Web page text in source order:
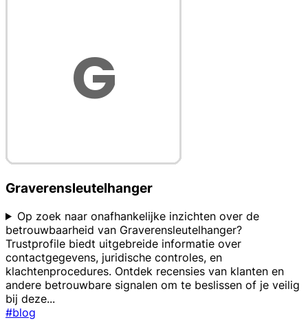
Graverensleutelhanger
Op zoek naar onafhankelijke inzichten over de
betrouwbaarheid van Graverensleutelhanger?
Trustprofile biedt uitgebreide informatie over
contactgegevens, juridische controles, en
klachtenprocedures. Ontdek recensies van klanten en
andere betrouwbare signalen om te beslissen of je veilig
bij deze...
#blog